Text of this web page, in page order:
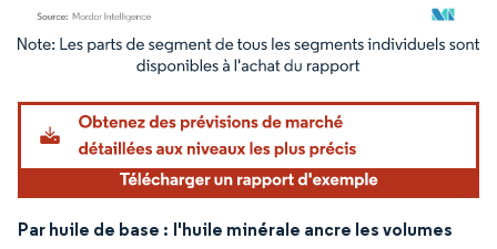
Image © Mordor Intelligence. La réutilisation nécessite une attribution sous CC BY
Par huile de base : l'huile minérale ancre les volumes